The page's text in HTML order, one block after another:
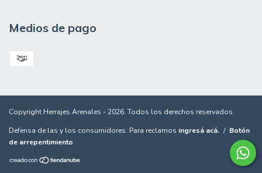
Medios de pago
Copyright Herrajes Arenales - 2026. Todos los derechos reservados.
Defensa de las y los consumidores. Para reclamos ingresá acá. / Botón
de arrepentimiento